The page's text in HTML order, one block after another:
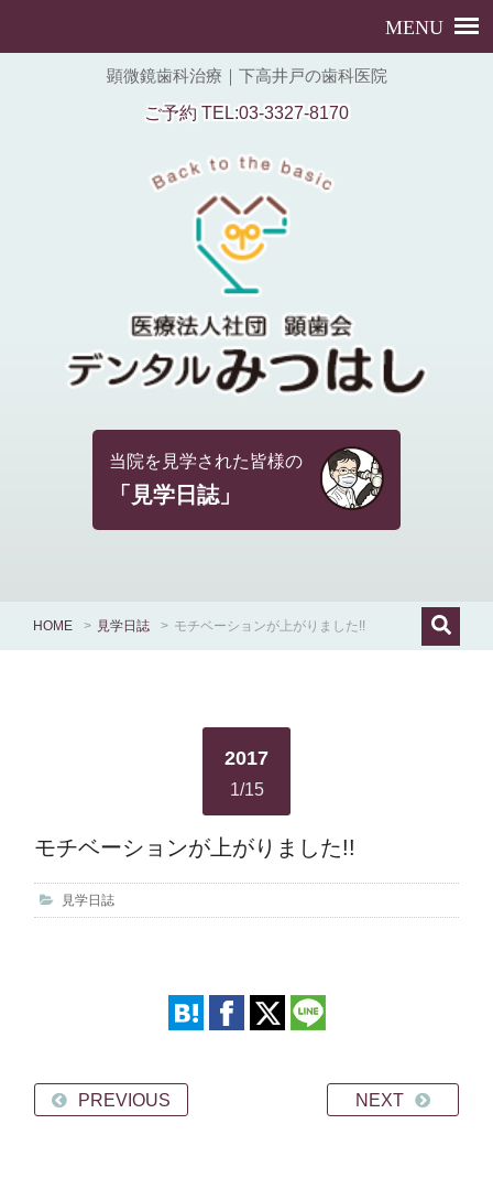
顕微鏡歯科治療｜下高井戸の歯科医院
ご予約 TEL:03-3327-8170
当院を見学された皆様の
「見学日誌」
HOME > 見学日誌 > モチベーションが上がりました!!
2017
1/15
モチベーションが上がりました!!
見学日誌
PREVIOUS NEXT